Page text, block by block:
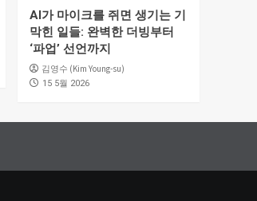
AI가 마이크를 쥐면 생기는 기
막힌 일들: 완벽한 더빙부터
‘파업’ 선언까지
김영수 (Kim Young-su)
15 5월 2026